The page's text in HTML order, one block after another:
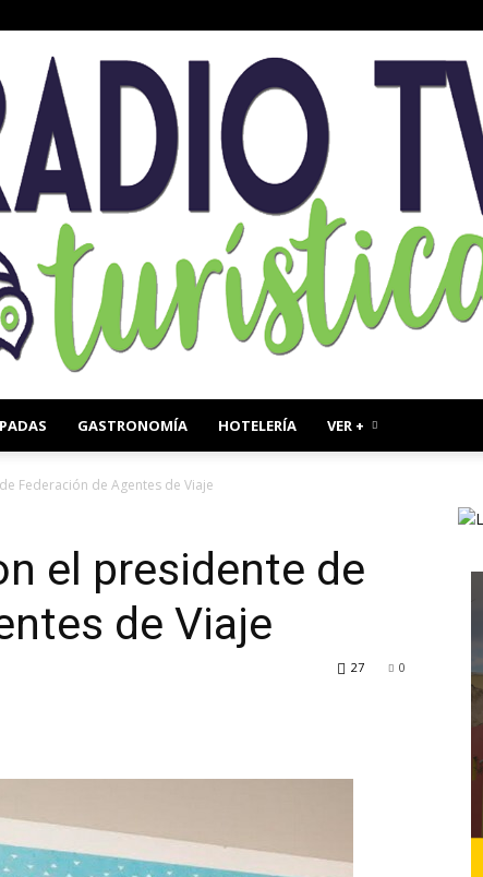
TV
GASTRONOMÍA HOTELERÍA VER +
Federación de Agentes de Viaje
el presidente de
de Viaje
0
27